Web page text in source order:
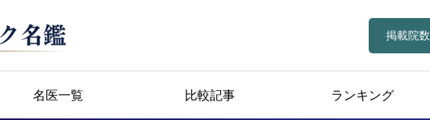
掲載院数
名医一覧 比較記事 ランキング